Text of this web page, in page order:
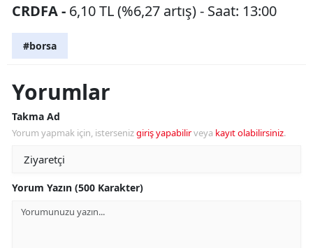
CRDFA - 6,10 TL (%6,27 artış) - Saat: 13:00
#borsa
Yorumlar
Takma Ad
Yorum yapmak için, istersenizgiriş yapabilirveya kayıt olabilirsiniz.
Yorum Yazın (500 Karakter)